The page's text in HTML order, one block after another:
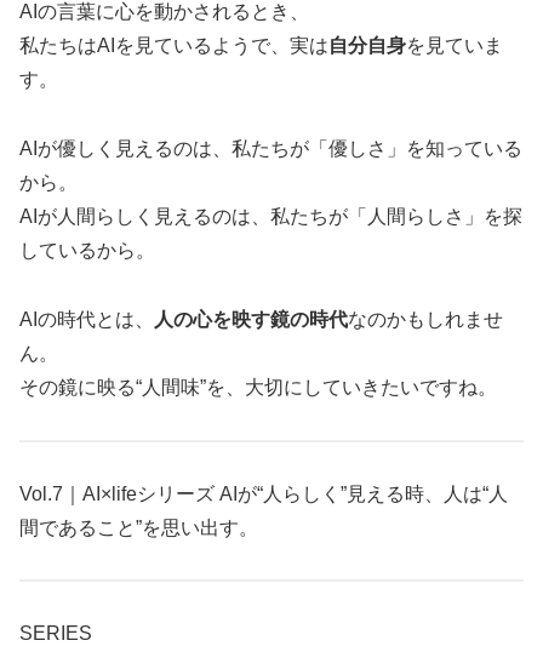
AIの言葉に心を動かされるとき、
私たちはAIを見ているようで、実は自分自身を見ていま
す。
AIが優しく見えるのは、私たちが「優しさ」を知っている
から。
AIが人間らしく見えるのは、私たちが「人間らしさ」を探
しているから。
AIの時代とは、 人の心を映す鏡の時代なのかもしれませ
ん。
その鏡に映る“人間味”を、大切にしていきたいですね。
Vol.7｜AI×lifeシリーズ AIが“人らしく”見える時、人は“人
間であること”を思い出す。
SERIES